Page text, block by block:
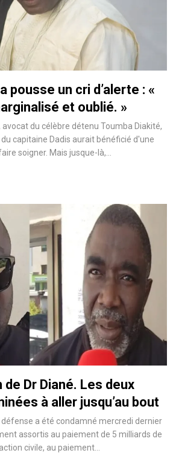
pousse un cri d’alerte : «
et oublié. »
du célèbre détenu Toumba Diakité,
capitaine Dadis aurait bénéficié d'une
soigner. Mais jusque-là,…
Dr Diané. Les deux
à aller jusqu’au bout
défense a été condamné mercredi dernier
assortis au paiement de 5 milliards de
civile, au paiement…